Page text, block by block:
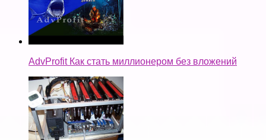
AdvProfit Как стать миллионером без вложений